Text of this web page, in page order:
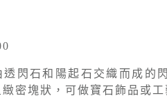
透閃石和陽起石交織而成的
密塊狀，可做寶石飾品或工